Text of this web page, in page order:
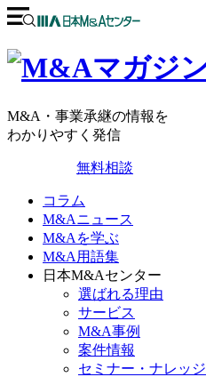
M&A・事業承継の情報を
わかりやすく発信
無料相談
コラム
M&Aニュース
M&Aを学ぶ
M&A用語集
日本M&Aセンター
選ばれる理由
サービス
M&A事例
案件情報
セミナー・ナレッジ